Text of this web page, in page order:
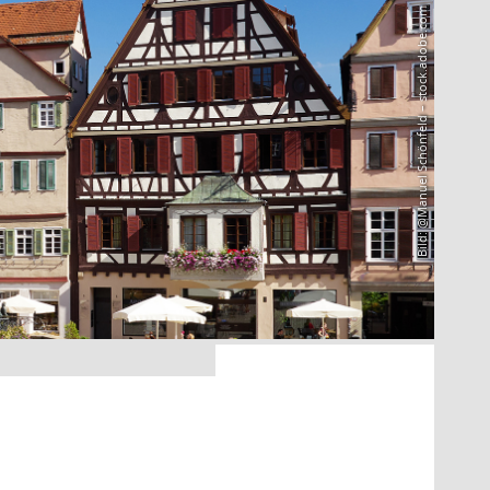
Bild: @Manuel Schönfeld – stock.adobe.com